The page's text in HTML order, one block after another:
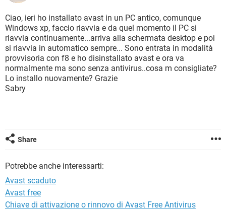
TIKTOK
HARDWARE
INSTAGRAM WHATSAPP
TIKTOK FACEBOOK
HARDWARE
INTRATTENIMENTO
iOS WINDOWS 10
INSTAGRAM WHATSAPP
TIKTOK FACEBOOK
HARDWARE
COVID-19 GAMING
INTRATTENIMENTO ANDROID
iOS WINDOWS 10
INSTAGRAM WHATSAPP
TIKTOK
Ciao, ieri ho installato avast in un PC antico, comunque
Windows xp, faccio riavvia e da quel momento il PC si
riavvia continuamente...arriva alla schermata desktop e poi
si riavvia in automatico sempre... Sono entrata in modalità
provvisoria con f8 e ho disinstallato avast e ora va
normalmente ma sono senza antivirus..cosa m consigliate?
Lo installo nuovamente? Grazie
Sabry
Share
Potrebbe anche interessarti:
Avast scaduto
Avast free
Chiave di attivazione o rinnovo di Avast Free Antivirus